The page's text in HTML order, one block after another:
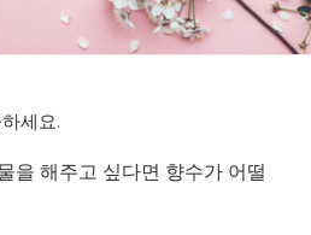
세요.
을 해주고 싶다면 향수가 어떨